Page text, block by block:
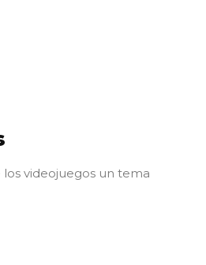
videojuegos un tema